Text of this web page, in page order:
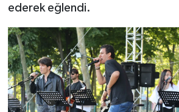
ederek eğlendi.